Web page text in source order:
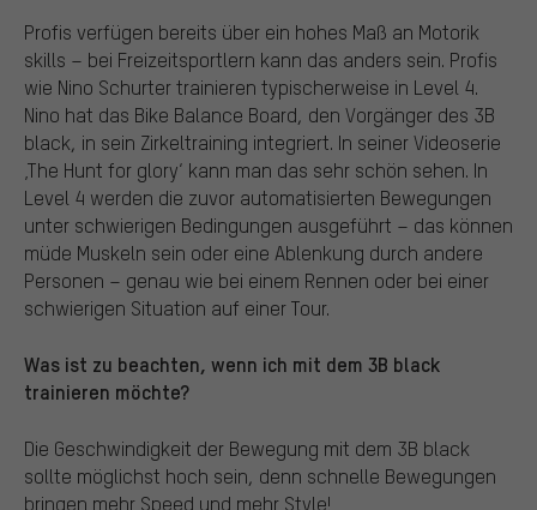
Profis verfügen bereits über ein hohes Maß an Motorik
skills – bei Freizeitsportlern kann das anders sein. Profis
wie Nino Schurter trainieren typischerweise in Level 4.
Nino hat das Bike Balance Board, den Vorgänger des 3B
black, in sein Zirkeltraining integriert. In seiner Videoserie
‚The Hunt for glory‘ kann man das sehr schön sehen. In
Level 4 werden die zuvor automatisierten Bewegungen
unter schwierigen Bedingungen ausgeführt – das können
müde Muskeln sein oder eine Ablenkung durch andere
Personen – genau wie bei einem Rennen oder bei einer
schwierigen Situation auf einer Tour.
Was ist zu beachten, wenn ich mit dem 3B black
trainieren möchte?
Die Geschwindigkeit der Bewegung mit dem 3B black
sollte möglichst hoch sein, denn schnelle Bewegungen
bringen mehr Speed und mehr Style!